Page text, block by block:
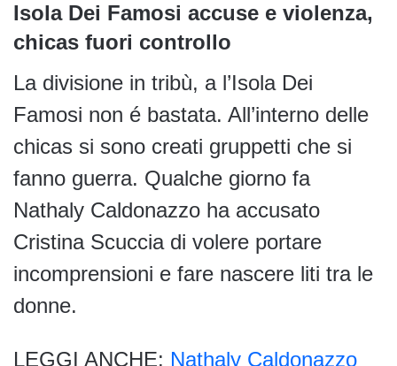
Isola Dei Famosi accuse e violenza,
chicas fuori controllo
La divisione in tribù, a l’Isola Dei
Famosi non é bastata. All’interno delle
chicas si sono creati gruppetti che si
fanno guerra. Qualche giorno fa
Nathaly Caldonazzo ha accusato
Cristina Scuccia di volere portare
incomprensioni e fare nascere liti tra le
donne.
LEGGI ANCHE: Nathaly Caldonazzo